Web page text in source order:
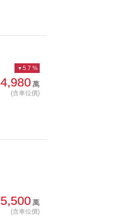
4,980 萬
(含車位價)
5.7 %
5,500 萬
(含車位價)